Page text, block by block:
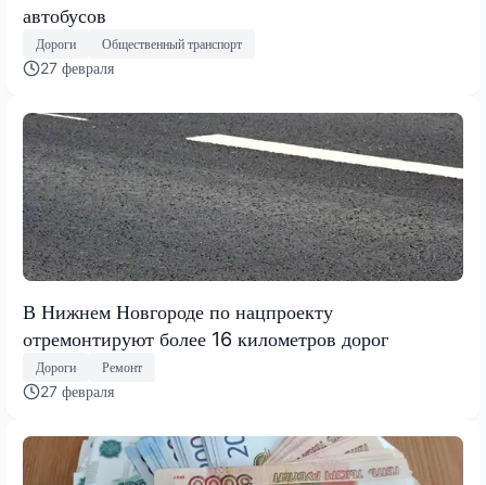
автобусов
Дороги Общественный транспорт
27 февраля
В Нижнем Новгороде по нацпроекту
отремонтируют более 16 километров дорог
Дороги Ремонт
27 февраля